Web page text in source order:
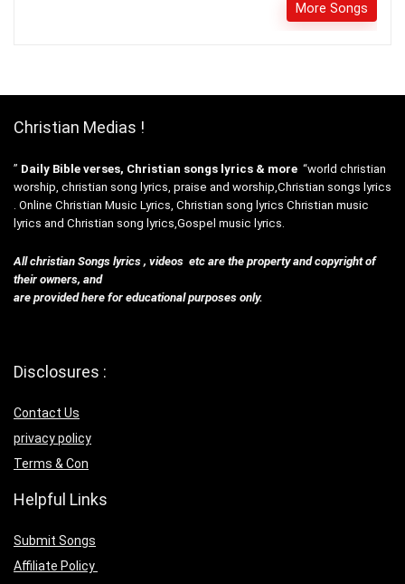
More Songs
Christian Medias !
” Daily Bible verses, Christian songs lyrics & more “world christian
worship, christian song lyrics, praise and worship,Christian songs lyrics
. Online Christian Music Lyrics, Christian song lyrics Christian music
lyrics and Christian song lyrics,Gospel music lyrics.
All christian Songs lyrics , videos etc are the property and copyright of
their owners, and
are provided here for educational purposes only.
Disclosures :
Contact Us
privacy policy
Terms & Con
Helpful Links
Submit Songs
Affiliate Policy